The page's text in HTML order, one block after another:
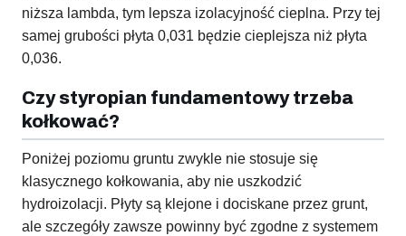
niższa lambda, tym lepsza izolacyjność cieplna. Przy tej
samej grubości płyta 0,031 będzie cieplejsza niż płyta
0,036.
Czy styropian fundamentowy trzeba
kołkować?
Poniżej poziomu gruntu zwykle nie stosuje się
klasycznego kołkowania, aby nie uszkodzić
hydroizolacji. Płyty są klejone i dociskane przez grunt,
ale szczegóły zawsze powinny być zgodne z systemem